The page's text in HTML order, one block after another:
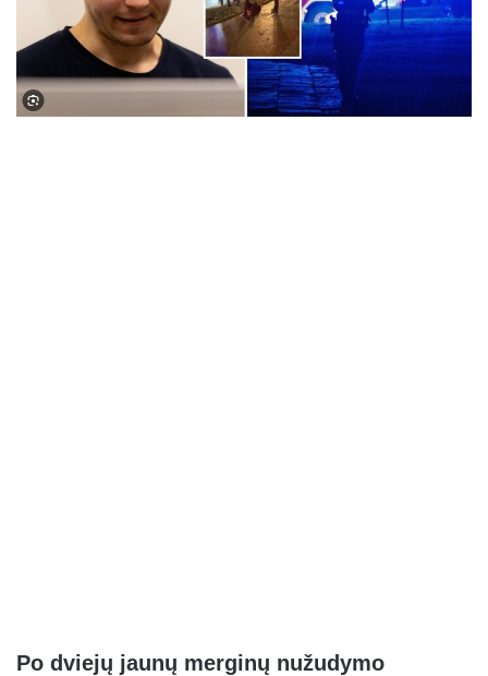
Po dviejų jaunų merginų nužudymo